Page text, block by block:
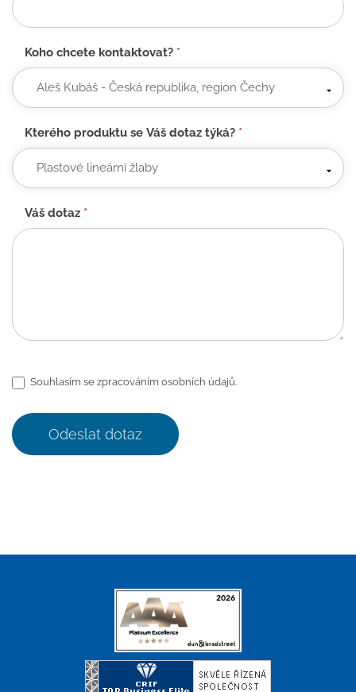
Koho chcete kontaktovat? *
Kterého produktu se Váš dotaz týká? *
Váš dotaz *
Souhlasím se zpracováním osobních údajů.
Odeslat dotaz